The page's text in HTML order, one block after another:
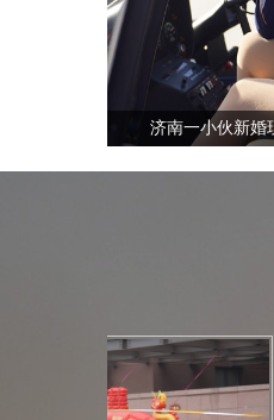
济南一小伙新婚